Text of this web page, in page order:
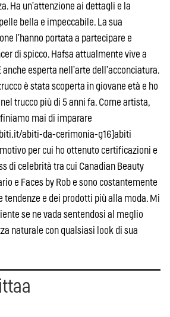
Ha un’attenzione ai dettagli e la
bella e impeccabile. La sua
l’hanno portata a partecipare e
di spicco. Hafsa attualmente vive a
anche esperta nell’arte dell’acconciatura.
è stata scoperta in giovane età e ho
trucco più di 5 anni fa. Come artista,
mai di imparare
abiti-da-cerimonia-g16]abiti
per cui ho ottenuto certificazioni e
di celebrità tra cui Canadian Beauty
e Faces by Rob e sono costantemente
e dei prodotti più alla moda. Mi
se ne vada sentendosi al meglio
naturale con qualsiasi look di sua